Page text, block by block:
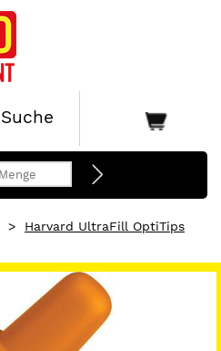
Suche
> Harvard UltraFill OptiTips